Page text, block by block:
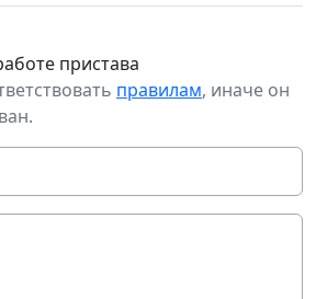
пристава
правилам, иначе он